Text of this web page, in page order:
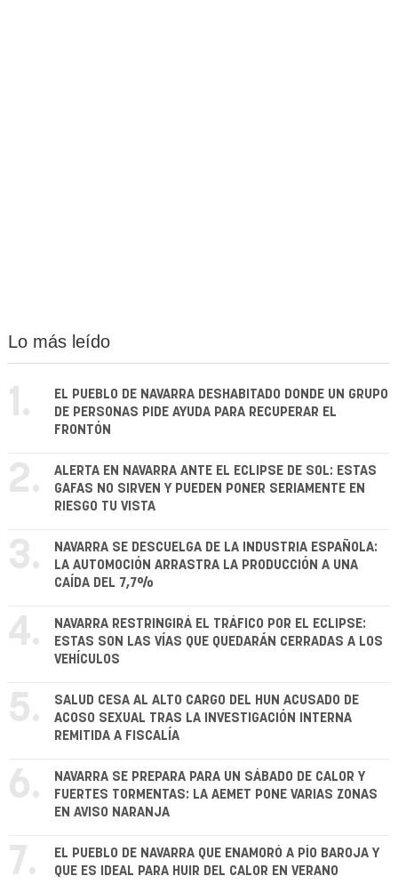
Lo más leído
1.
EL PUEBLO DE NAVARRA DESHABITADO DONDE UN GRUPO
DE PERSONAS PIDE AYUDA PARA RECUPERAR EL
FRONTÓN
2.
ALERTA EN NAVARRA ANTE EL ECLIPSE DE SOL: ESTAS
GAFAS NO SIRVEN Y PUEDEN PONER SERIAMENTE EN
RIESGO TU VISTA
3.
NAVARRA SE DESCUELGA DE LA INDUSTRIA ESPAÑOLA:
LA AUTOMOCIÓN ARRASTRA LA PRODUCCIÓN A UNA
CAÍDA DEL 7,7%
4.
NAVARRA RESTRINGIRÁ EL TRÁFICO POR EL ECLIPSE:
ESTAS SON LAS VÍAS QUE QUEDARÁN CERRADAS A LOS
VEHÍCULOS
5.
SALUD CESA AL ALTO CARGO DEL HUN ACUSADO DE
ACOSO SEXUAL TRAS LA INVESTIGACIÓN INTERNA
REMITIDA A FISCALÍA
6.
NAVARRA SE PREPARA PARA UN SÁBADO DE CALOR Y
FUERTES TORMENTAS: LA AEMET PONE VARIAS ZONAS
EN AVISO NARANJA
7.
EL PUEBLO DE NAVARRA QUE ENAMORÓ A PÍO BAROJA Y
QUE ES IDEAL PARA HUIR DEL CALOR EN VERANO